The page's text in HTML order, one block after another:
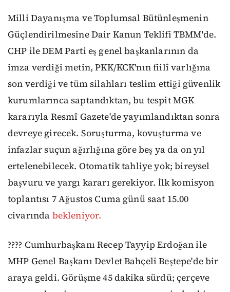
Milli Dayanışma ve Toplumsal Bütünleşmenin
Güçlendirilmesine Dair Kanun Teklifi TBMM'de.
CHP ile DEM Parti eş genel başkanlarının da
imza verdiği metin, PKK/KCK'nın fiilî varlığına
son verdiği ve tüm silahları teslim ettiği güvenlik
kurumlarınca saptandıktan, bu tespit MGK
kararıyla Resmî Gazete'de yayımlandıktan sonra
devreye girecek. Soruşturma, kovuşturma ve
infazlar suçun ağırlığına göre beş ya da on yıl
ertelenebilecek. Otomatik tahliye yok; bireysel
başvuru ve yargı kararı gerekiyor. İlk komisyon
toplantısı 7 Ağustos Cuma günü saat 15.00
civarında bekleniyor.
???? Cumhurbaşkanı Recep Tayyip Erdoğan ile
MHP Genel Başkanı Devlet Bahçeli Beştepe'de bir
araya geldi. Görüşme 45 dakika sürdü; çerçeve